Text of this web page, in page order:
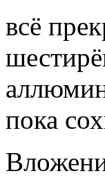
всё
пока